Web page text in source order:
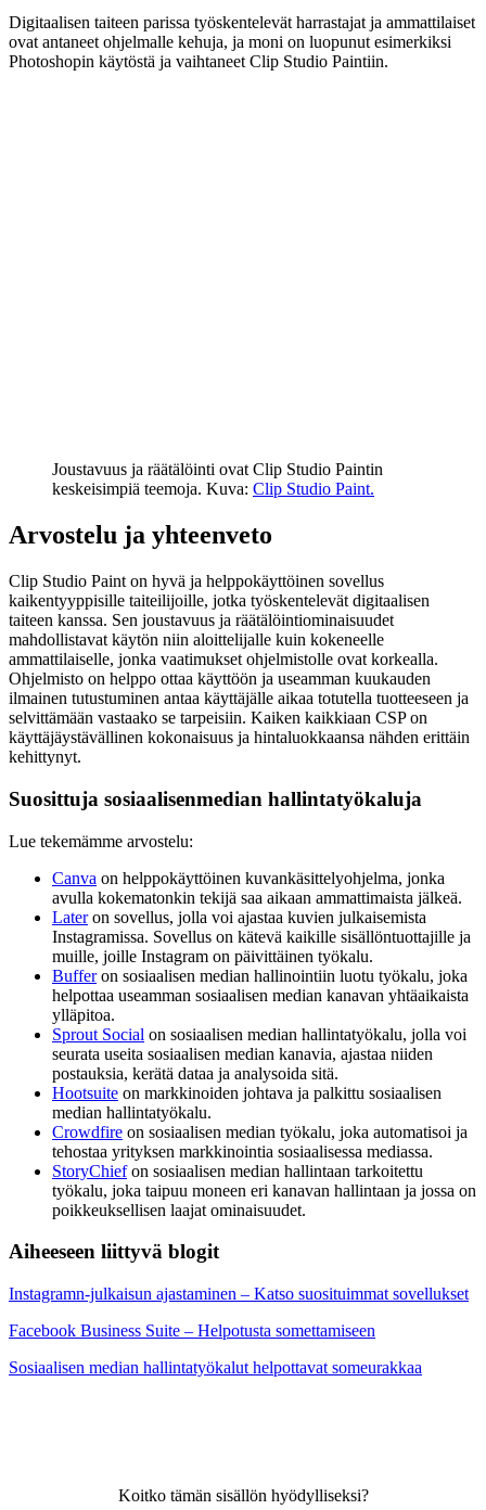
Digitaalisen taiteen parissa työskentelevät harrastajat ja ammattilaiset
ovat antaneet ohjelmalle kehuja, ja moni on luopunut esimerkiksi
Photoshopin käytöstä ja vaihtaneet Clip Studio Paintiin.
Joustavuus ja räätälöinti ovat Clip Studio Paintin
keskeisimpiä teemoja. Kuva: Clip Studio Paint.
Arvostelu ja yhteenveto
Clip Studio Paint on hyvä ja helppokäyttöinen sovellus
kaikentyyppisille taiteilijoille, jotka työskentelevät digitaalisen
taiteen kanssa. Sen joustavuus ja räätälöintiominaisuudet
mahdollistavat käytön niin aloittelijalle kuin kokeneelle
ammattilaiselle, jonka vaatimukset ohjelmistolle ovat korkealla.
Ohjelmisto on helppo ottaa käyttöön ja useamman kuukauden
ilmainen tutustuminen antaa käyttäjälle aikaa totutella tuotteeseen ja
selvittämään vastaako se tarpeisiin. Kaiken kaikkiaan CSP on
käyttäjäystävällinen kokonaisuus ja hintaluokkaansa nähden erittäin
kehittynyt.
Suosittuja sosiaalisenmedian hallintatyökaluja
Lue tekemämme arvostelu:
Canva on helppokäyttöinen kuvankäsittelyohjelma, jonka
avulla kokematonkin tekijä saa aikaan ammattimaista jälkeä.
Lateron sovellus, jolla voi ajastaa kuvien julkaisemista
Instagramissa. Sovellus on kätevä kaikille sisällöntuottajille ja
muille, joille Instagram on päivittäinen työkalu.
Bufferon sosiaalisen median hallinointiin luotu työkalu, joka
helpottaa useamman sosiaalisen median kanavan yhtäaikaista
ylläpitoa.
Sprout Social on sosiaalisen median hallintatyökalu, jolla voi
seurata useita sosiaalisen median kanavia, ajastaa niiden
postauksia, kerätä dataa ja analysoida sitä.
Hootsuite on markkinoiden johtava ja palkittu sosiaalisen
median hallintatyökalu.
Crowdfire on sosiaalisen median työkalu, joka automatisoi ja
tehostaa yrityksen markkinointia sosiaalisessa mediassa.
StoryChiefon sosiaalisen median hallintaan tarkoitettu
työkalu, joka taipuu moneen eri kanavan hallintaan ja jossa on
poikkeuksellisen laajat ominaisuudet.
Aiheeseen liittyvä blogit
Instagramn-julkaisun ajastaminen – Katso suosituimmat sovellukset
Facebook Business Suite – Helpotusta somettamiseen
Sosiaalisen median hallintatyökalut helpottavat someurakkaa
Koitko tämän sisällön hyödylliseksi?